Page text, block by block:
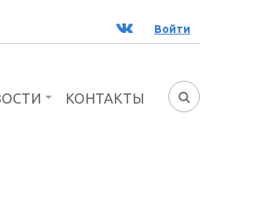
ВК Войти
ФОРМА
КОНТАКТЫ